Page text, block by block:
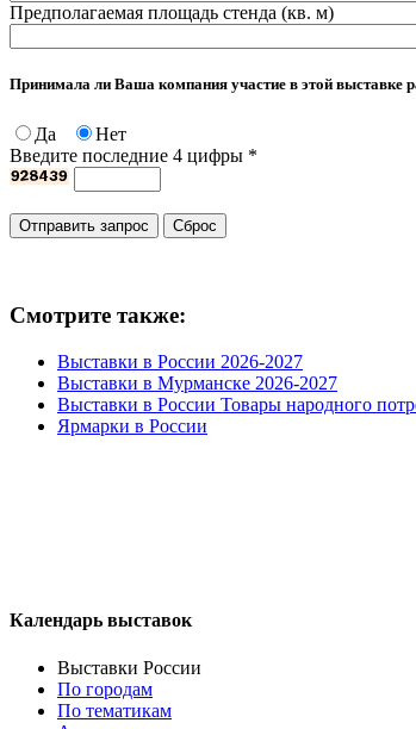
Предполагаемая площадь стенда (кв. м)
Принимала ли Ваша компания участие в этой выставке
Да
Нет
Введите последние 4 цифры *
Смотрите также:
Выставки в России 2026-2027
Выставки в Мурманске 2026-2027
Выставки в России Товары народного
Ярмарки в России
Календарь выставок
Выставки России
По городам
По тематикам